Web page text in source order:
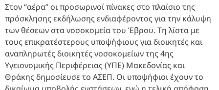
Στον “αέρα” οι προσωρινοί πίνακες στο πλαίσιο της
πρόσκλησης εκδήλωσης ενδιαφέροντος για την κάλυψη
των θέσεων στα νοσοκομεία του Έβρου. Τη λίστα με
τους επικρατέστερους υποψήφιους για διοικητές και
αναπληρωτές διοικητές νοσοκομείων της 4ης
Υγειονομικής Περιφέρειας (ΥΠΕ) Μακεδονίας και
Θράκης δημοσίευσε το ΑΣΕΠ. Οι υποψήφιοι έχουν το